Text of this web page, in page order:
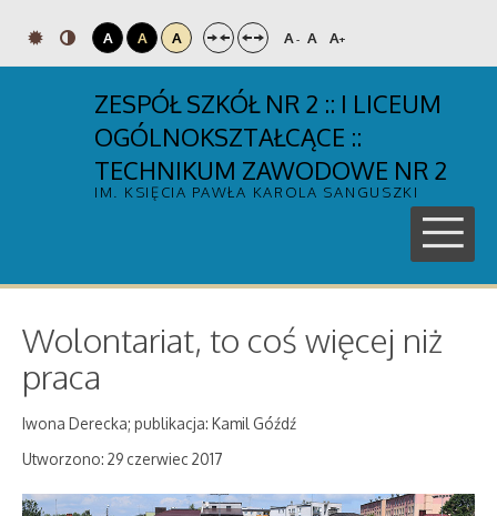
A A A A- A A+
ZESPÓŁ SZKÓŁ NR 2 :: I LICEUM
OGÓLNOKSZTAŁCĄCE ::
TECHNIKUM ZAWODOWE NR 2
IM. KSIĘCIA PAWŁA KAROLA SANGUSZKI
Wolontariat, to coś więcej niż
praca
Iwona Derecka; publikacja: Kamil Góźdź
Utworzono: 29 czerwiec 2017